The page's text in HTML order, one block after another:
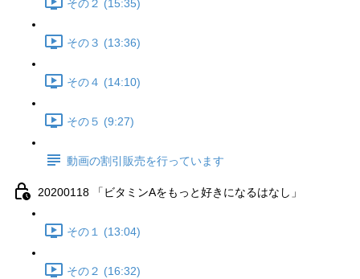
その２ (15:35)
その３ (13:36)
その４ (14:10)
その５ (9:27)
動画の割引販売を行っています
20200118 「ビタミンAをもっと好きになるはなし」
その１ (13:04)
その２ (16:32)